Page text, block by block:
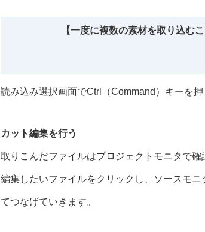
【一度に複数の素材を取り込む
読み込み選択画面でCtrl（Command）キーを
カット編集を行う
取りこんだファイルはプロジェクトモニタで確
編集したいファイルをクリックし、ソースモ
てつなげていきます。